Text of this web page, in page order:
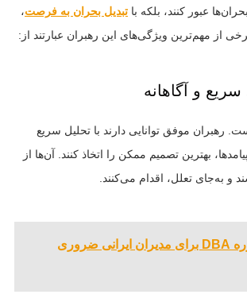
عبور کنند، بلکه با تبدیل بحران به فرصت،
از مهم‌ترین ویژگی‌های این رهبران عبارتند از:
رهبران موفق توانایی دارند با تحلیل سریع
بهترین تصمیم ممکن را اتخاذ کنند. آن‌ها از
و به‌جای تعلل، اقدام می‌کنند.
چرا دوره DBA برای مدیران ایرانی ضروری